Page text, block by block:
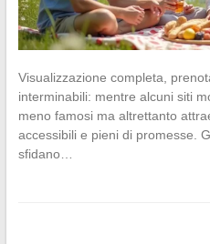
Visualizzazione completa,
interminabili: mentre alcuni siti
meno famosi ma altrettanto
accessibili e pieni di promesse.
sfidano…